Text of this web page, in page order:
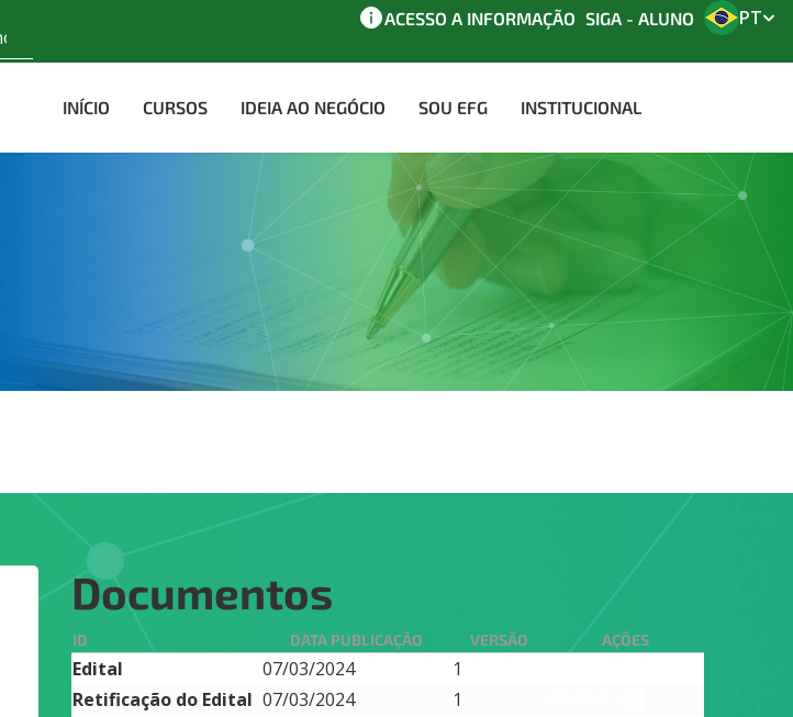
ACESSO A INFORMAÇÃO SIGA - ALUNO PT
INÍCIO CURSOS IDEIA AO NEGÓCIO SOU EFG INSTITUCIONAL
Documentos
ID DATA PUBLICAÇÃO VERSÃO AÇÕES
Edital 07/03/2024 1
Retificação do Edital 07/03/2024 1